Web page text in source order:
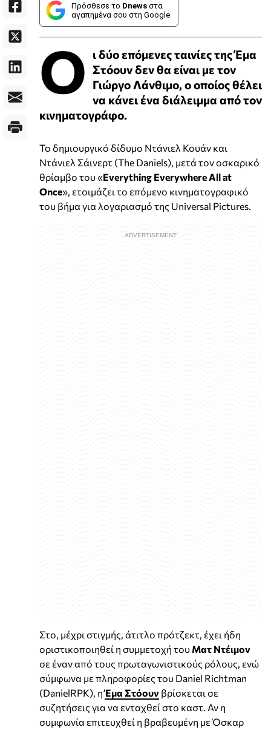
Πρόσθεσε το Dnews στα
αγαπημένα σου στη Google
Ο ι δύο επόμενες ταινίες της Έμα
Στόουν δεν θα είναι με τον
Γιώργο Λάνθιμο, ο οποίος θέλει
να κάνει ένα διάλειμμα από τον
κινηματογράφο.
Το δημιουργικό δίδυμο Ντάνιελ Κουάν και
Ντάνιελ Σάινερτ (The Daniels), μετά τον οσκαρικό
θρίαμβο του «Everything Everywhere All at
Once», ετοιμάζει το επόμενο κινηματογραφικό
του βήμα για λογαριασμό της Universal Pictures.
Στο, μέχρι στιγμής, άτιτλο πρότζεκτ, έχει ήδη
οριστικοποιηθεί η συμμετοχή του Ματ Ντέιμον
σε έναν από τους πρωταγωνιστικούς ρόλους, ενώ
σύμφωνα με πληροφορίες του Daniel Richtman
(DanielRPK), ηΈμα Στόουν βρίσκεται σε
συζητήσεις για να ενταχθεί στο καστ. Αν η
συμφωνία επιτευχθεί η βραβευμένη με Όσκαρ